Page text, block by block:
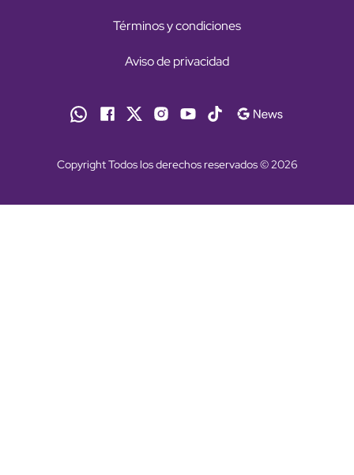
Términos y condiciones
Aviso de privacidad
Copyright Todos los derechos reservados © 2026